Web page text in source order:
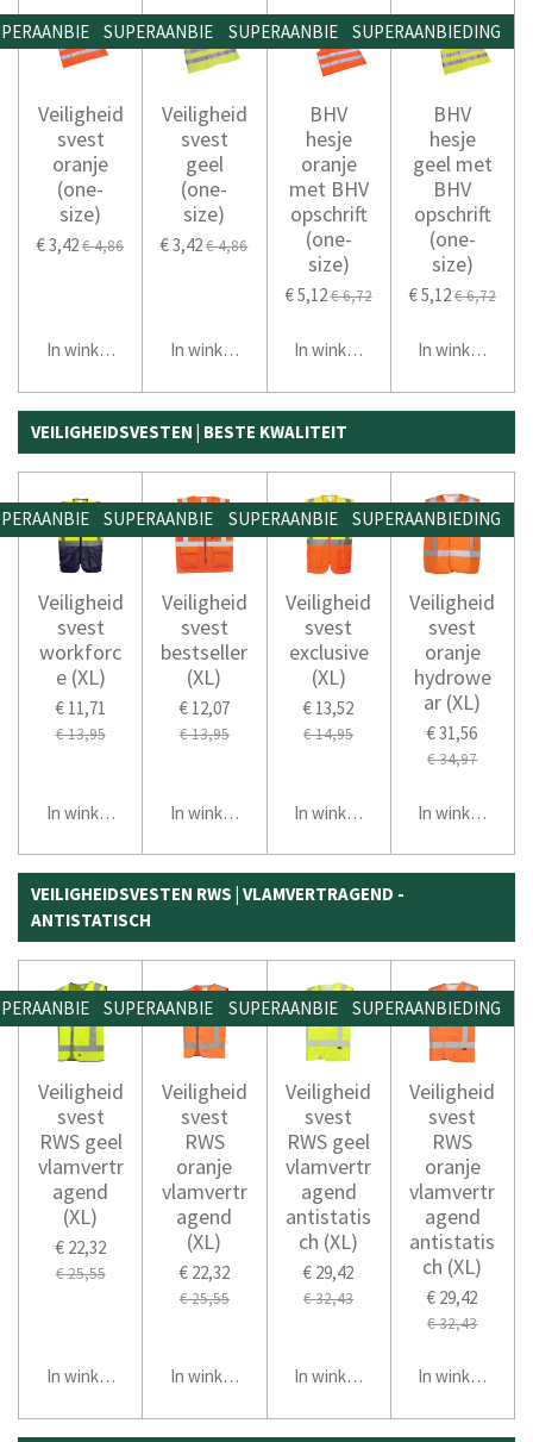
Veiligheid
svest
oranje
(one-
size)
€ 3,42€ 4,86
In winkelwagen
SUPERAANBIEDING
Veiligheid
svest
geel
(one-
size)
€ 3,42€ 4,86
In winkelwagen
SUPERAANBIEDING
BHV
hesje
oranje
met BHV
opschrift
(one-
size)
€ 5,12€ 6,72
In winkelwagen
SUPERAANBIEDING
BHV
hesje
geel met
BHV
opschrift
(one-
size)
€ 5,12€ 6,72
In winkelwagen
VEILIGHEIDSVESTEN | BESTE KWALITEIT
Veiligheid
svest
workforc
e (XL)
€ 11,71
€ 13,95
In winkelwagen
SUPERAANBIEDING
Veiligheid
svest
bestseller
(XL)
€ 12,07
€ 13,95
In winkelwagen
SUPERAANBIEDING
Veiligheid
svest
exclusive
(XL)
€ 13,52
€ 14,95
In winkelwagen
SUPERAANBIEDING
Veiligheid
svest
oranje
hydrowe
ar (XL)
€ 31,56
€ 34,97
In winkelwagen
VEILIGHEIDSVESTEN RWS | VLAMVERTRAGEND -
ANTISTATISCH
Veiligheid
svest
RWS geel
vlamvertr
agend
(XL)
€ 22,32
€ 25,55
In winkelwagen
SUPERAANBIEDING
Veiligheid
svest
RWS
oranje
vlamvertr
agend
(XL)
€ 22,32
€ 25,55
In winkelwagen
SUPERAANBIEDING
Veiligheid
svest
RWS geel
vlamvertr
agend
antistatis
ch (XL)
€ 29,42
€ 32,43
In winkelwagen
SUPERAANBIEDING
Veiligheid
svest
RWS
oranje
vlamvertr
agend
antistatis
ch (XL)
€ 29,42
€ 32,43
In winkelwagen